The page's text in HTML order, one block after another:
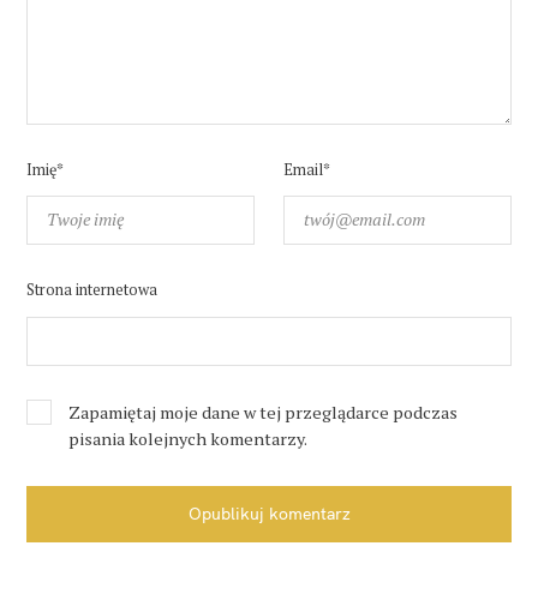
Imię* Email*
Strona internetowa
Zapamiętaj moje dane w tej przeglądarce podczas
pisania kolejnych komentarzy.
Opublikuj komentarz